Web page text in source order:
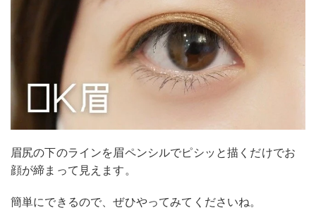
眉尻の下のラインを眉ペンシルでピシッと描くだけでお
顔が締まって見えます。
簡単にできるので、ぜひやってみてくださいね。